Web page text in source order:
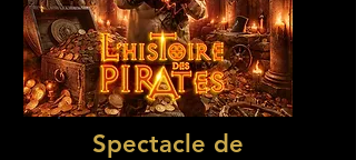
Spectacle de